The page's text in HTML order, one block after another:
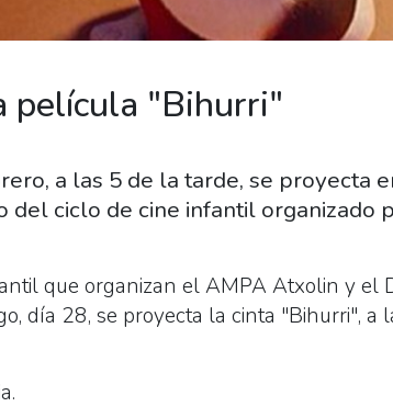
película "Bihurri"
a las 5 de la tarde, se proyecta
del ciclo de cine infantil organizado
que organizan el AMPA Atxolin y el
día 28, se proyecta la cinta "Bihurri", a